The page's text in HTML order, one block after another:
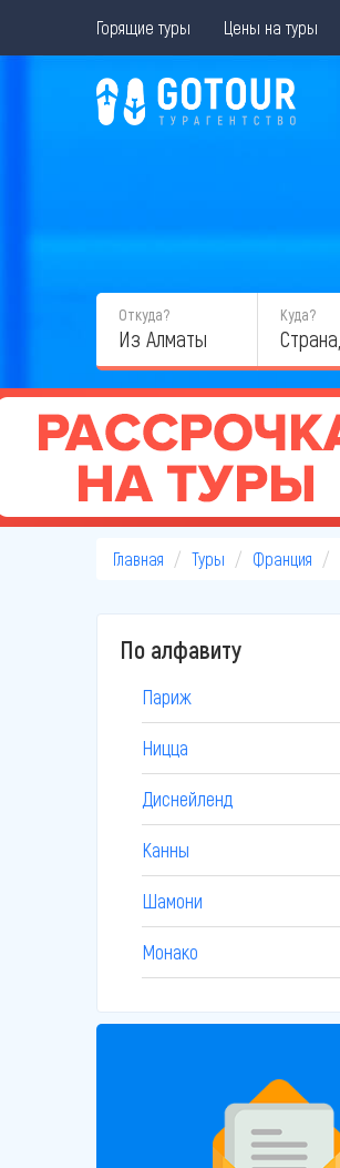
Горящие туры Цены на туры
Откуда?
Из Алматы
Куда?
Главная Туры Франция
По алфавиту
Париж
Ницца
Диснейленд
Канны
Шамони
Монако